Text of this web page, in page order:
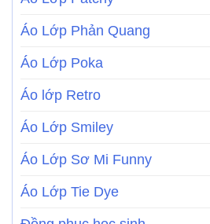
Áo Lớp Phản Quang
Áo Lớp Poka
Áo lớp Retro
Áo Lớp Smiley
Áo Lớp Sơ Mi Funny
Áo Lớp Tie Dye